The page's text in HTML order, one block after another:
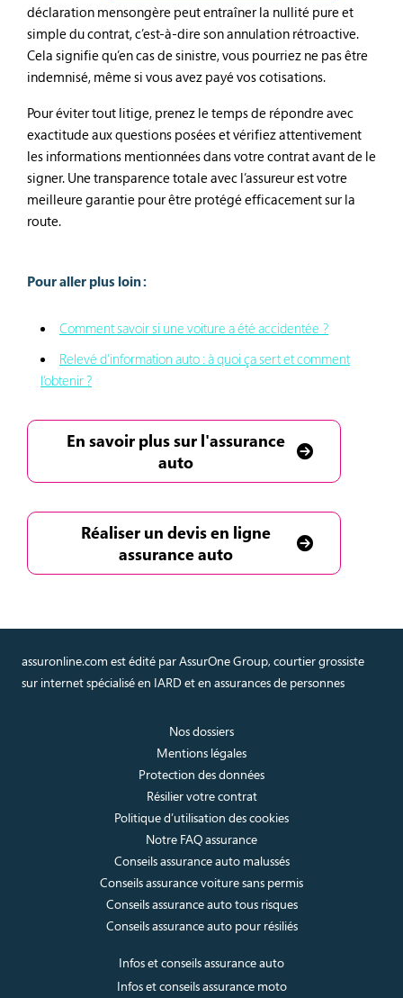
déclaration mensongère peut entraîner la nullité pure et
simple du contrat, c’est-à-dire son annulation rétroactive.
Cela signifie qu’en cas de sinistre, vous pourriez ne pas être
indemnisé, même si vous avez payé vos cotisations.
Pour éviter tout litige, prenez le temps de répondre avec
exactitude aux questions posées et vérifiez attentivement
les informations mentionnées dans votre contrat avant de le
signer. Une transparence totale avec l’assureur est votre
meilleure garantie pour être protégé efficacement sur la
route.
Pour aller plus loin :
Comment savoir si une voiture a été accidentée ?
Relevé d’information auto : à quoi ça sert et comment
l’obtenir ?
En savoir plus sur l'assurance
auto
Réaliser un devis en ligne
assurance auto
assuronline.com est édité par AssurOne Group, courtier grossiste
sur internet spécialisé en IARD et en assurances de personnes
Nos dossiers
Mentions légales
Protection des données
Résilier votre contrat
Politique d’utilisation des cookies
Notre FAQ assurance
Conseils assurance auto malussés
Conseils assurance voiture sans permis
Conseils assurance auto tous risques
Conseils assurance auto pour résiliés
Infos et conseils assurance auto
Infos et conseils assurance moto